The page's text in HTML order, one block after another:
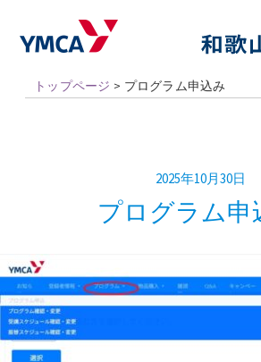
トップページ > プログラム申込み
2025年10月30日
プログラム申